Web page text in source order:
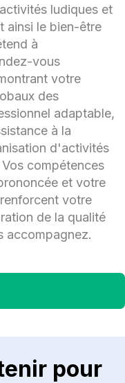
ludiques et
ainsi le bien-être
à
vous
votre
des
adaptable,
à la
d'activités
compétences
et votre
votre
de la qualité
accompagnez.
pour